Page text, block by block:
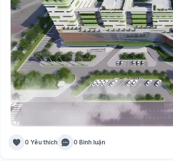
0 Yêu thích 0 Bình luận